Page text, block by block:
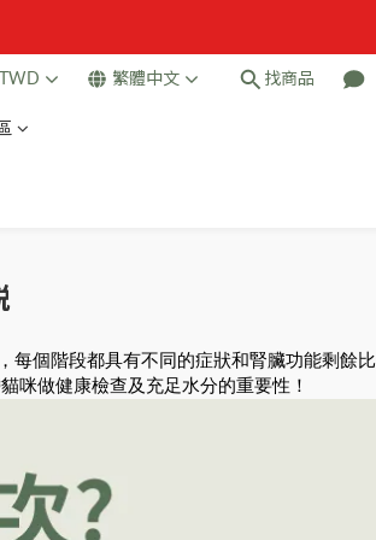
TWD 繁體中文 找商品
每個階段都具有不同的症狀和腎臟功能剩餘比
咪做健康檢查及充足水分的重要性！